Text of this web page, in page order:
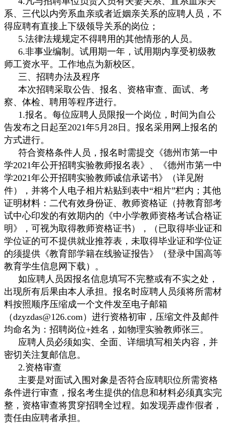
系、三代以内旁系血亲或者近姻亲关系的应聘人员，不
得应聘有直接上下级领导关系的岗位；
5.法律法规规定不得聘用的其他情形的人员。
6.非事业编制。试用期一年，试用期内享受初级教
师工资水平。工作地点为新校区。
三、招聘办法及程序
本次招聘采取公告、报名、资格审查、面试、考
察、体检、聘用等程序进行。
1.报名。每位应聘人员限报一个岗位，时间为自公
告发布之日起至2021年5月28日。报名采用网上报名的
方式进行。
符合资格条件人员，报名时需提交《德州市第一中
学2021年公开招聘实验教师报名表》、《德州市第一中
学2021年公开招聘实验教师诚信承诺书》（详见附
件），并将个人电子相片粘贴到表中“相片”栏内；其他
证明材料：二代有效身份证、教师资格证（持教育部考
试中心印发的有效期内的《中小学教师资格考试合格证
明》，可视为取得教师资格证书），（已取得毕业证和
学位证的可不提供就业推荐表，未取得毕业证和学位证
的须提供《教育部学籍在线验证报告》（登录中国高等
教育学生信息网下载）。
如应聘人员因报名信息填写不完整或有不实之处，
出现所有后果由本人承担。报名时应聘人员须将所需材
料按照顺序压缩成一个文件发至电子邮箱
（dzyzdas@126.com）进行资格初审，压缩文件及邮件
均命名为：招聘岗位+姓名，如物理实验教师张三。
应聘人员必须如实、全面、详细填写相关内容，并
密切关注复邮信息。
2.资格审查
主要是对面试入围对象是否符合应聘职位所需资格
条件进行审查，报名考生提供的信息和材料必须真实完
整，资格审查将贯穿招聘全过程。如发现弄虚作假者，
责任由应聘者承担。